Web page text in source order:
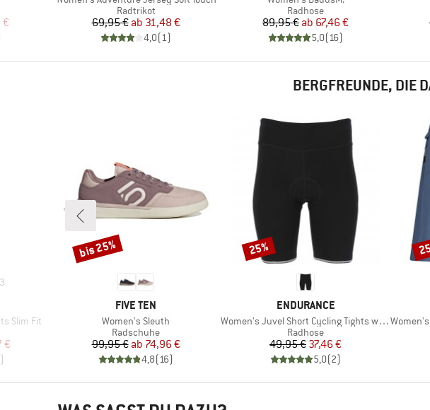
Preis
€
Produktgruppe
Radtrikot
Preis
69,95 € reduzierter Preis
ab 31,48 €
4,0(1)
Produktgruppe
Radhose
Preis
89,95 € reduzierter Preis
ab 67,46 €
5,0(16)
BERGFREUNDE, DIE
3
Slim Fit
Preis
€
)
MARKE
FIVE TEN
Artikel
Women's Sleuth
Produktgruppe
Radschuhe
Preis
99,95 € reduzierter Preis
ab 74,96 €
4,8(16)
Rabatt
bis 25%
MARKE
ENDURANCE
Artikel
Women's Juvel Short Cycling Tights w/ Gel-Pad
Produktgruppe
Radhose
Preis
49,95 €reduzierter Preis
37,46 €
5,0(2)
Rabatt
25%
Artikel
Women's